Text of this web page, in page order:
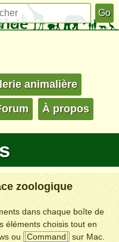
animalière
À propos
zoologique
dans chaque boîte de
éléments choisis tout en
ou Command
sur Mac.